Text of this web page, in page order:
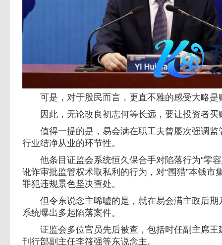
可是，对于股民而言，更直不雅的感受大略是
因此，无论改良初志何等长远，要让投资者买
值得一提的是，易会满在职工夫曾屡次强调监
行业结净从业的环节性。
他条目证监会系统恒久保合手对陷落行为“零容
讹诈审批监管权术取私利的行为，对“围猎”本钱市
罪犯违规景色坚决查处。
但令东说念主唏嘘的是，就在易会满主政后期
系统曝出多起陷落案件。
证监会多位官员先后被查，包括时任副主席王
刊行部副主任李筱强等东说念主。